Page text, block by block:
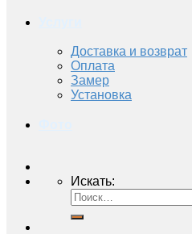
Доставка и возврат
Оплата
Замер
Установка
Искать: